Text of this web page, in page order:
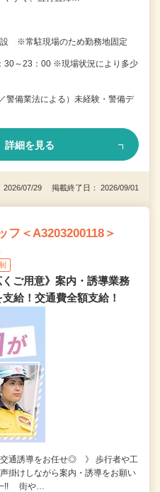
設 ※常駐現場のため勤務地固定
30～23：00 ※現場状況により多少
警備業法による）未経験・警備デ
詳細を見る
2026/07/29 掲載終了日： 2026/09/01
フ＜A3203200118＞
くご用意》案内・誘導業務
給！交通費全額支給！
通誘導をお任せ◎ 》 歩行者や工
掛けしながら案内・誘導をお願い
!! 街や…